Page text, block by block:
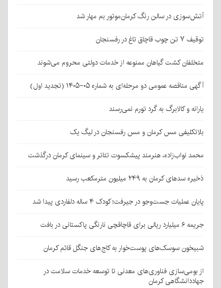
آتش‌سوزی در سالن رنگ کرمان‌موتور بم مهار شد
توقیف ۷ تن چوب قاچاق تاغ در رفسنجان
متخلفان کشت گیاهان ممنوعه از خدمات دولتی محروم می‌شوند
آگهی مناقصه عمومی دو مرحله‌ای به شماره ۰۵-۱۴۰۵ (تجدید اول)
یارانه و کالابرگ به گرد تورم نمی‌رسند
بلاتکلیفی مس کرمان و مس رفسنجان در لیگ یک
محمد نواب‌زاده، هنرمند پیشکسوت تئاتر و سینمای کرمان درگذشت
ذخیره سدهای کرمان به ۲۴۹ میلیون مترمکعب رسید
پایان عملیات جست‌وجو در جیرفت؛ کودک ۴ ساله دلفاردی پیدا شد
جریمه ۶ میلیارد ریالی برای قاچاقچی نارنگی پاکستانی در بافت
شبیخون سوسک‌های پوست‌خوار به کاج‌های جنگل قائم کرمان
از بومی‌سازی فناوری‌های معدنی تا توسعه خدمات سلامت در
جهاددانشگاهی کرمان